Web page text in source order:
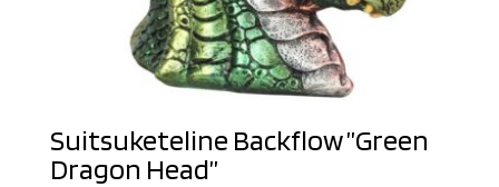
Suitsuketeline Backflow ”Green
Dragon Head”